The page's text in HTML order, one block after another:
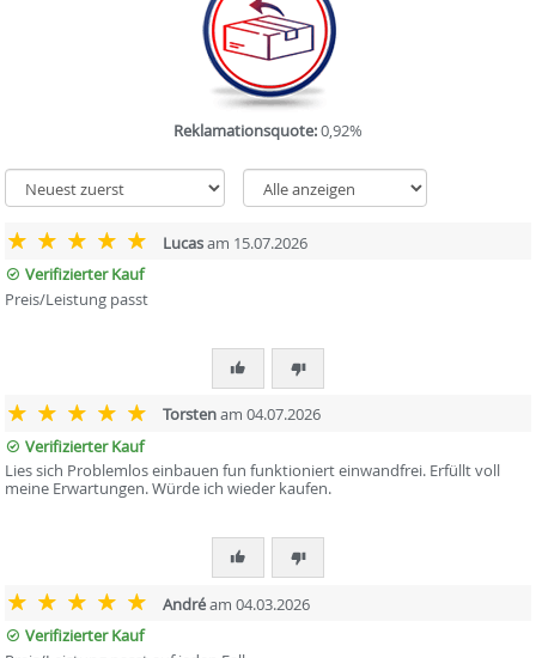
Reklamationsquote:0,92%
Lucasam 15.07.2026
Verifizierter Kauf
Preis/Leistung passt
Torstenam 04.07.2026
Verifizierter Kauf
Lies sich Problemlos einbauen fun funktioniert einwandfrei. Erfüllt voll
meine Erwartungen. Würde ich wieder kaufen.
Andréam 04.03.2026
Verifizierter Kauf